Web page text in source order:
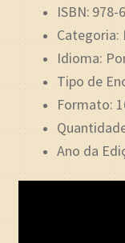
ISBN: 978-
Categoria:
Idioma:
Tipo de
Formato:
Ano da